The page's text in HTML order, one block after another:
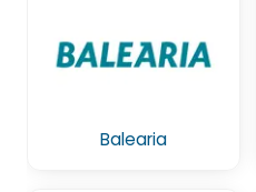
Balearia